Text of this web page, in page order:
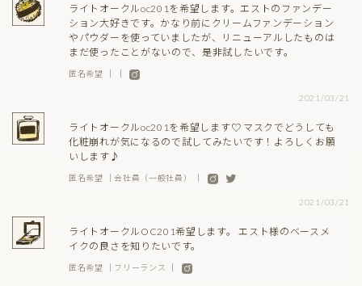
ライトオークルoc201を希望します。エストのファンデー
ション大好きです。かなり前にクリームファンデーション
やパウダーを使っていましたが、リニューアルしたものは
まだ使ったことがないので、是非試したいです。
匿名希望 ｜ ｜
2021/03/21
ライトオークルoc201を希望します♡ マスクでどうしても
化粧崩れが気になるので試してみたいです！よろしくお願
いします♪
匿名希望 ｜会社員（一般社員） ｜
2021/03/21
ライトオークルOC201希望します。 エスト様のベースメ
イクの良さを知りたいです。
匿名希望 ｜フリーランス ｜